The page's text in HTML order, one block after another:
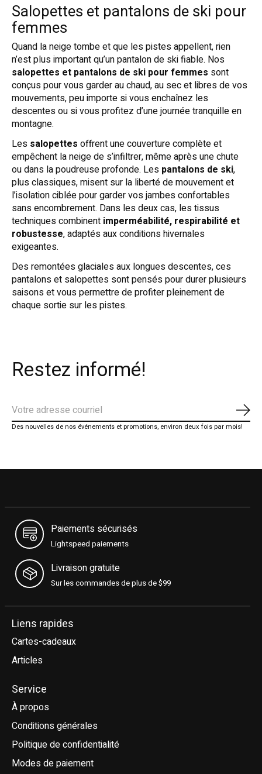
Salopettes et pantalons de ski pour
femmes
Quand la neige tombe et que les pistes appellent, rien
n’est plus important qu’un pantalon de ski fiable. Nos
salopettes et pantalons de ski pour femmes sont
conçus pour vous garder au chaud, au sec et libres de vos
mouvements, peu importe si vous enchaînez les
descentes ou si vous profitez d’une journée tranquille en
montagne.
Les salopettes offrent une couverture complète et
empêchent la neige de s’infiltrer, même après une chute
ou dans la poudreuse profonde. Les pantalons de ski,
plus classiques, misent sur la liberté de mouvement et
l’isolation ciblée pour garder vos jambes confortables
sans encombrement. Dans les deux cas, les tissus
techniques combinent imperméabilité, respirabilité et
robustesse, adaptés aux conditions hivernales
exigeantes.
Des remontées glaciales aux longues descentes, ces
pantalons et salopettes sont pensés pour durer plusieurs
saisons et vous permettre de profiter pleinement de
chaque sortie sur les pistes.
Restez informé!
Des nouvelles de nos événements et promotions, environ deux fois par mois!
Paiements sécurisés
Lightspeed paiements
Livraison gratuite
Sur les commandes de plus de $99
Liens rapides
Cartes-cadeaux
Articles
Service
À propos
Conditions générales
Politique de confidentialité
Modes de paiement